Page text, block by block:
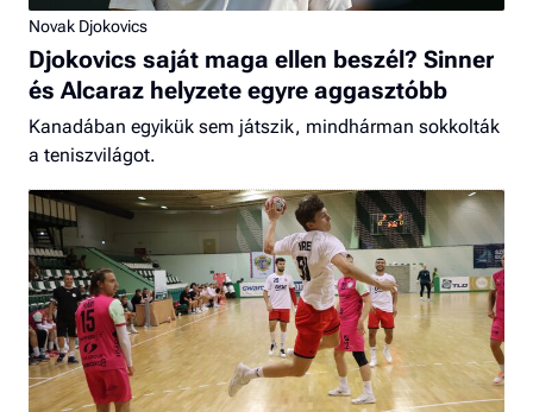
Novak Djokovics
Djokovics saját maga ellen beszél? Sinner
és Alcaraz helyzete egyre aggasztóbb
Kanadában egyikük sem játszik, mindhárman sokkolták
a teniszvilágot.